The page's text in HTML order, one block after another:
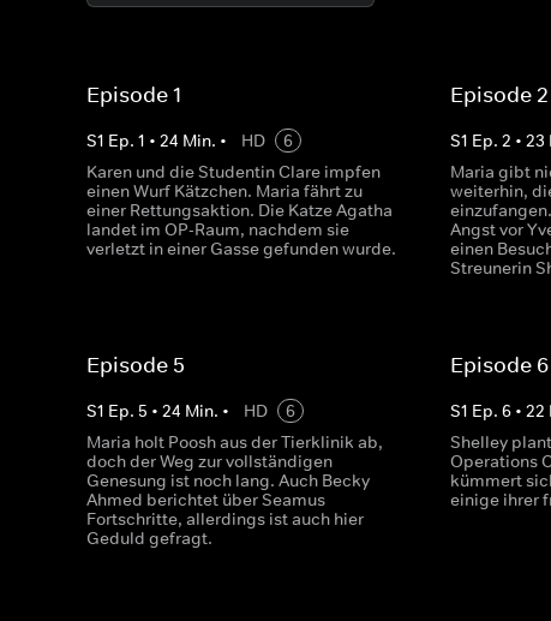
Episode 1
S1 Ep. 1 • 24 Min. • HD
6
Karen und die Studentin Clare impfen
einen Wurf Kätzchen. Maria fährt zu
einer Rettungsaktion. Die Katze Agatha
landet im OP-Raum, nachdem sie
verletzt in einer Gasse gefunden wurde.
Episode 2
S1 Ep.2 •23
Maria gibt
weiterhin,
Angst vor
einen
Streunerin
Episode 5
S1 Ep. 5 • 24 Min. • HD
6
Maria holt Poosh aus der Tierklinik ab,
doch der Weg zur vollständigen
Genesung ist noch lang. Auch Becky
Ahmed berichtet über Seamus
Fortschritte, allerdings ist auch hier
Geduld gefragt.
Episode 6
S1 Ep.6 •22
Shelley
Operations
kümmert
einige ihrer